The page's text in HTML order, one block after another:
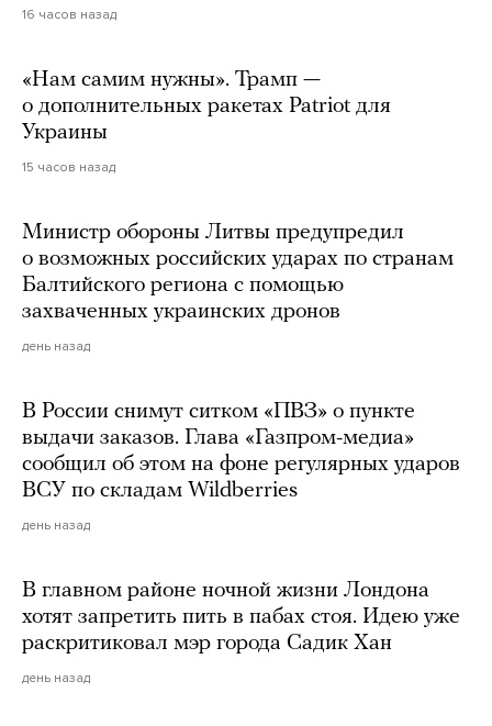
16 часов назад
«Нам самим нужны». Трамп —
о дополнительных ракетах Patriot для
Украины
15 часов назад
Министр обороны Литвы предупредил
о возможных российских ударах по странам
Балтийского региона с помощью
захваченных украинских дронов
день назад
В России снимут ситком «ПВЗ» о пункте
выдачи заказов. Глава «Газпром-медиа»
сообщил об этом на фоне регулярных ударов
ВСУ по складам Wildberries
день назад
В главном районе ночной жизни Лондона
хотят запретить пить в пабах стоя. Идею уже
раскритиковал мэр города Садик Хан
день назад